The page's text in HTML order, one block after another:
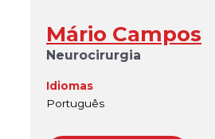
Mário Campos
Neurocirurgia
Idiomas
Português